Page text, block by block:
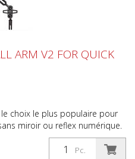
Pc.
ARM V2 FOR QUICK
choix le plus populaire pour
miroir ou reflex numérique.
régl...